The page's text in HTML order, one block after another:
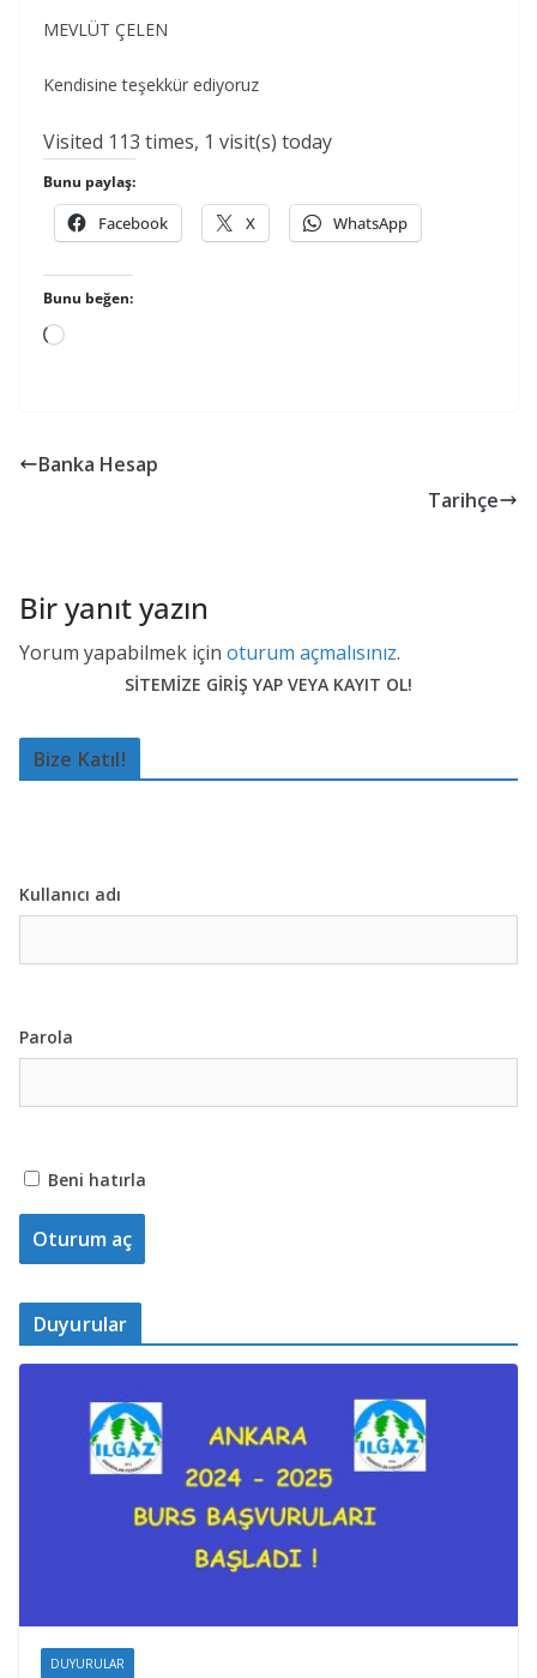
MEVLÜT ÇELEN
Kendisine teşekkür ediyoruz
Visited 113 times, 1 visit(s) today
Bunu paylaş:
Facebook X WhatsApp
Bunu beğen:
Yükleniyor...
Banka Hesap
Tarihçe
Bir yanıt yazın
Yorum yapabilmek için oturum açmalısınız.
SİTEMİZE GİRİŞ YAP VEYA KAYIT OL!
Bize Katıl!
Kullanıcı adı
Parola
Beni hatırla
Duyurular
DUYURULAR